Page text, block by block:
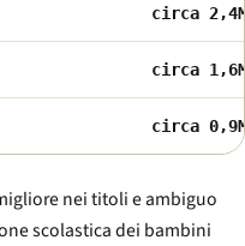
circa
circa
circa
nei titoli e ambiguo
scolastica dei bambini